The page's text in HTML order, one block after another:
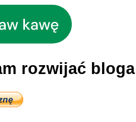
rozwijać bloga